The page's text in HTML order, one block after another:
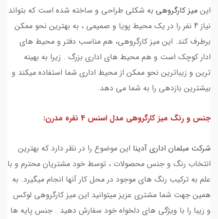
این میز کارگروهی به شکلی طراحی و ساخته شده است که بتواند
نیاز 4 نفر را در یک محیط پویا و صمیمی ، به بهترین نحو ممکن
برطرف کند. این میز کارگروهی، هم مناسب دفتر و محیط های
ادار کوچک است و هم محیط های اداری بزرگ . زیرا به بهینه
ترین و زیباترین نحو ممکن از محیط اداری شما استفاده میکند و
بیشترین بازدهی را به شما می دهد.
جنس و رنگ ميز كارگروهي مدل اسنس 4 نفره مدرن:
شرکت مبلمان اداری آدینا این موضوع را در نظر دارد که بهترین
انتخاب رنگ و جنس محصولات ، توسط خود مشتریان محترم و با
علم به ترکیب رنگ های موجود در محل کار آنها انجام میگیرد. به
همین جهت شما مشتری عزیز میتوانید این میز کارگروهی لوکس
و زیبا را با ویژگی های دلخواه خود سفارش دهید . جنس پایه ها